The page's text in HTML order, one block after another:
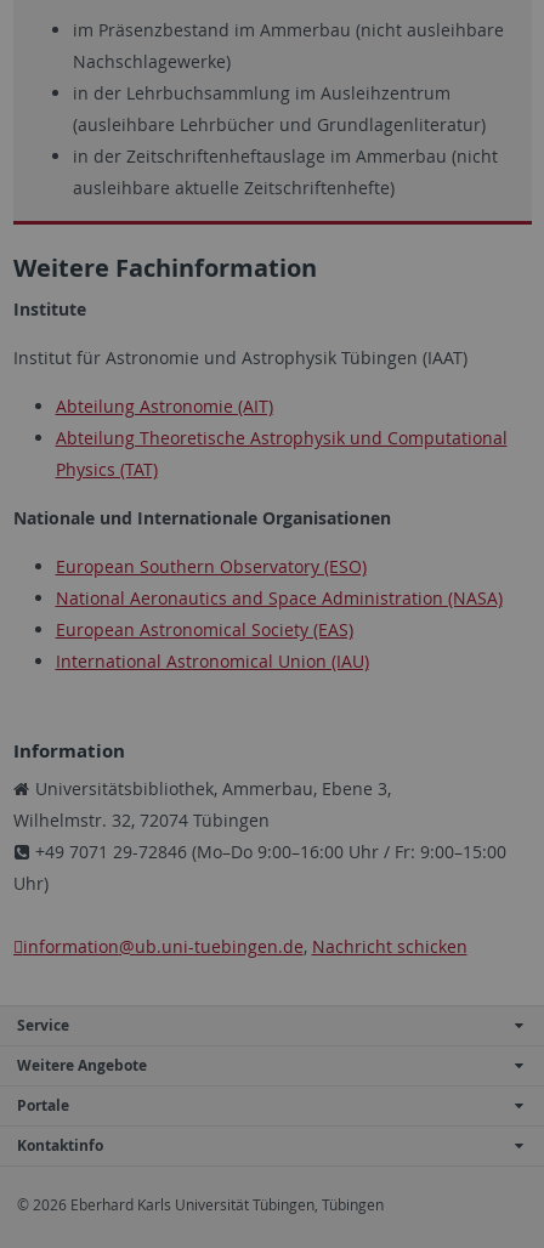
im Präsenzbestand im Ammerbau (nicht ausleihbare
Nachschlagewerke)
in der Lehrbuchsammlung im Ausleihzentrum
(ausleihbare Lehrbücher und Grundlagenliteratur)
in der Zeitschriftenheftauslage im Ammerbau (nicht
ausleihbare aktuelle Zeitschriftenhefte)
Weitere Fachinformation
Institute
Institut für Astronomie und Astrophysik Tübingen (IAAT)
Abteilung Astronomie (AIT)
Abteilung Theoretische Astrophysik und Computational
Physics (TAT)
Nationale und Internationale Organisationen
European Southern Observatory (ESO)
National Aeronautics and Space Administration (NASA)
European Astronomical Society (EAS)
International Astronomical Union (IAU)
Information
Universitätsbibliothek, Ammerbau, Ebene 3,
Wilhelmstr. 32, 72074 Tübingen
+49 7071 29-72846 (Mo–Do 9:00–16:00 Uhr / Fr: 9:00–15:00
Uhr)
information@ub.uni-tuebingen.de, Nachricht schicken
Service
Weitere Angebote
Portale
Kontaktinfo
© 2026 Eberhard Karls Universität Tübingen, Tübingen